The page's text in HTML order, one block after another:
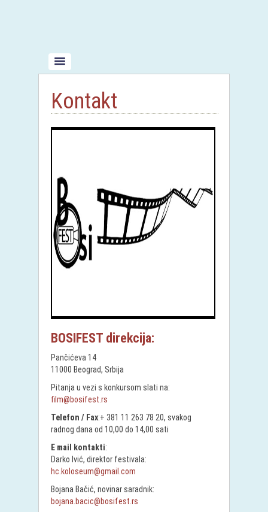
Kontakt
BOSIFEST direkcija:
Pančićeva 14
11000 Beograd, Srbija
Pitanja u vezi s konkursom slati na:
film@bosifest.rs
Telefon / Fax:+ 381 11 263 78 20, svakog
radnog dana od 10,00 do 14,00 sati
E mail kontakti:
Darko Ivić, direktor festivala:
hc.koloseum@gmail.com
Bojana Bačić, novinar saradnik:
bojana.bacic@bosifest.rs